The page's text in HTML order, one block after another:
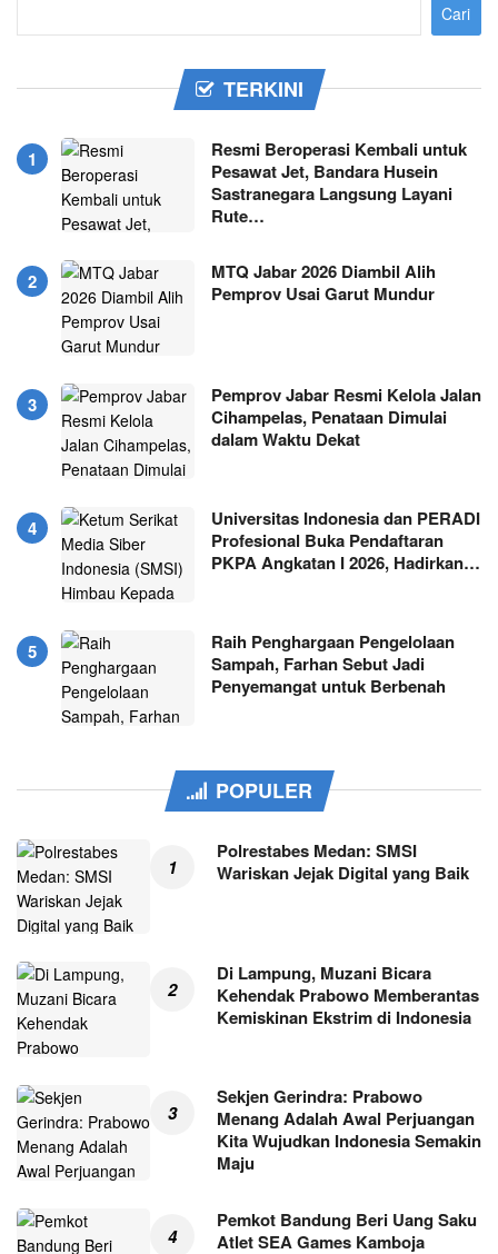
Cari
TERKINI
Resmi Beroperasi Kembali untuk
Pesawat Jet, Bandara Husein
Sastranegara Langsung Layani
Rute…
MTQ Jabar 2026 Diambil Alih
Pemprov Usai Garut Mundur
Pemprov Jabar Resmi Kelola Jalan
Cihampelas, Penataan Dimulai
dalam Waktu Dekat
Universitas Indonesia dan PERADI
Profesional Buka Pendaftaran
PKPA Angkatan I 2026, Hadirkan…
Raih Penghargaan Pengelolaan
Sampah, Farhan Sebut Jadi
Penyemangat untuk Berbenah
POPULER
Polrestabes Medan: SMSI
Wariskan Jejak Digital yang Baik
Di Lampung, Muzani Bicara
Kehendak Prabowo Memberantas
Kemiskinan Ekstrim di Indonesia
Sekjen Gerindra: Prabowo
Menang Adalah Awal Perjuangan
Kita Wujudkan Indonesia Semakin
Maju
Pemkot Bandung Beri Uang Saku
Atlet SEA Games Kamboja